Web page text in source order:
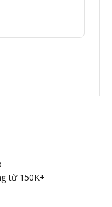
từ 150K+